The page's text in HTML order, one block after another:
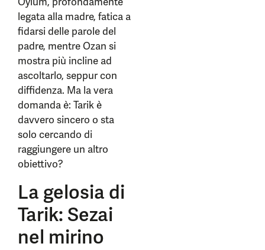
legata alla madre, fatica a
fidarsi delle parole del
padre, mentre Ozan si
mostra più incline ad
ascoltarlo, seppur con
diffidenza. Ma la vera
domanda è: Tarik è
davvero sincero o sta
solo cercando di
raggiungere un altro
obiettivo?
La gelosia di
Tarik: Sezai
nel mirino